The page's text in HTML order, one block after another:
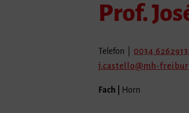
Prof.
Telefon | 0034
j.castello
mh-
Fach | Horn